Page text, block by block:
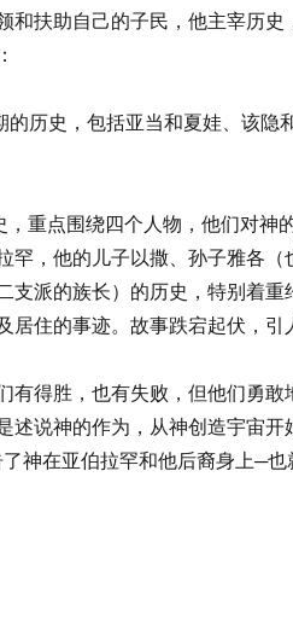
和扶助自己的子民，他主宰历史
历史，包括亚当和夏娃、该隐
重点围绕四个人物，他们对神
罕，他的儿子以撒、孙子雅各（
支派的族长）的历史，特别着重
住的事迹。故事跌宕起伏，引
有得胜，也有失败，但他们勇敢
述说神的作为，从神创造宇宙开
神在亚伯拉罕和他后裔身上─也